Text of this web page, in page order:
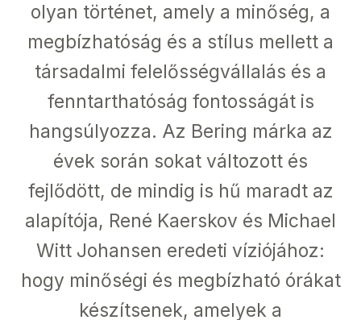
olyan történet, amely a minőség, a
megbízhatóság és a stílus mellett a
társadalmi felelősségvállalás és a
fenntarthatóság fontosságát is
hangsúlyozza. Az Bering márka az
évek során sokat változott és
fejlődött, de mindig is hű maradt az
alapítója, René Kaerskov és Michael
Witt Johansen eredeti víziójához:
hogy minőségi és megbízható órákat
készítsenek, amelyek a